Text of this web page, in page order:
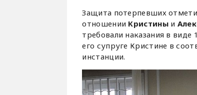
Защита потерпевших
отношении Кристиныи
требовали наказания в
его супруге Кристине в
инстанции.